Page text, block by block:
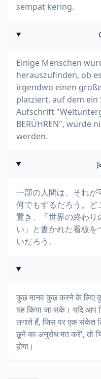
sempat kering.
Einige Menschen
herauszufinden, ob
irgendwo einen
platziert, auf dem
Aufschrift
BERÜHREN", würde
werden.
一部の人間は、それが
何でもするだろう。ど
置き、「世界の終わり
い」と書かれた看板
いだろう。
कुछ मानव कुछ करने के लिए
यह किया जा सके। यदि आप
लगाते हैं, जिस पर एक संकेत
छूने का अनुरोध मत करें', तो
होगा।